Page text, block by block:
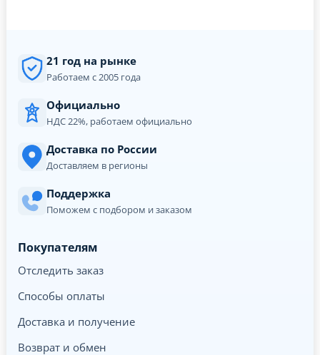
21 год на рынке
Работаем с 2005 года
Официально
НДС 22%, работаем официально
Доставка по России
Доставляем в регионы
Поддержка
Поможем с подбором и заказом
Покупателям
Отследить заказ
Способы оплаты
Доставка и получение
Возврат и обмен